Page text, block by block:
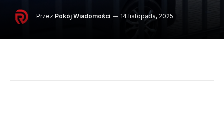
Przez Pokój Wiadomości 14 listopada, 2025